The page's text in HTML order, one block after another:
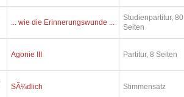
... wie die Erinnerungswunde ...
Studienpartitur, 80
Seiten
Agonie III Partitur, 8 Seiten
SÃ¼dlich Stimmensatz